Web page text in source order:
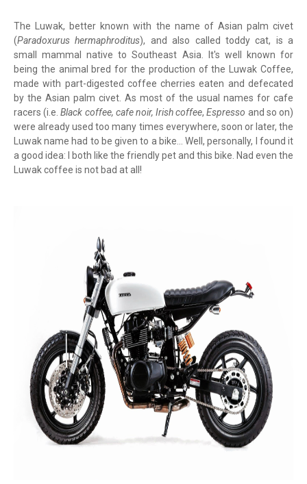
The Luwak, better known with the name of Asian palm civet
(Paradoxurus hermaphroditus), and also called toddy cat, is a
small mammal native to Southeast Asia. It's well known for
being the animal bred for the production of the Luwak Coffee,
made with part-digested coffee cherries eaten and defecated
by the Asian palm civet. As most of the usual names for cafe
racers (i.e.Black coffee, cafe noir, Irish coffee,Espresso and so on)
were already used too many times everywhere, soon or later, the
Luwak name had to be given to a bike... Well, personally, I found it
a good idea: I both like the friendly pet and this bike. Nad even the
Luwak coffee is not bad at all!